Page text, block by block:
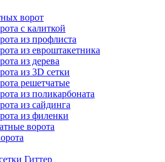
ворот
с калиткой
из профлиста
из евроштакетника
из дерева
из 3D сетки
решетчатые
из поликарбоната
из сайдинга
из филенки
ворота
Гиттер